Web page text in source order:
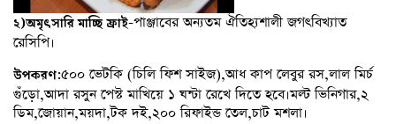
২)অমৃৎসারি মাচ্ছি ফ্রাই-পাঞ্জাবের অন্যতম ঐতিহ্যশালী জগৎবিখ্যাত
রেসিপি।
উপকরণ:৫০০ ভেটকি (চিলি ফিশ সাইজ),আধ কাপ লেবুর রস,লাল মির্চ
গুঁড়ো,আদা রসুন পেস্ট মাখিয়ে ১ ঘন্টা রেখে দিতে হবে।মল্ট ভিনিগার,২
ডিম,জোয়ান,ময়দা,টক দই,২০০ রিফাইন্ড তেল,চাট মশলা।